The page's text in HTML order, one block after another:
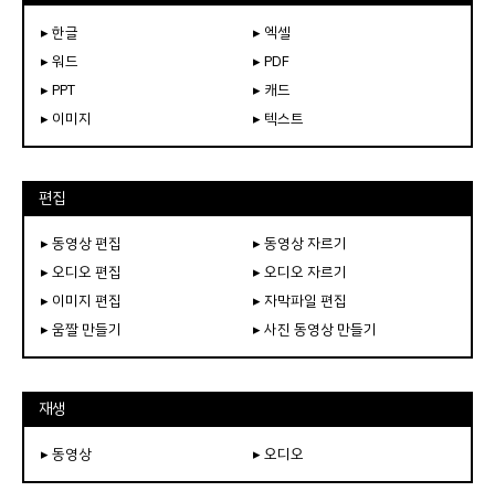
▸ 한글
▸ 엑셀
▸ 워드
▸ PDF
▸ PPT
▸ 캐드
▸ 이미지
▸ 텍스트
편집
▸ 동영상 편집
▸ 동영상 자르기
▸ 오디오 편집
▸ 오디오 자르기
▸ 이미지 편집
▸ 자막파일 편집
▸ 움짤 만들기
▸ 사진 동영상 만들기
재생
▸ 동영상 ▸ 오디오